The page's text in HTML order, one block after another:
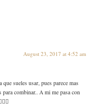
August 23, 2017 at 4:52 am
sueles usar, pues parece mas
combinar.. A mi me pasa con